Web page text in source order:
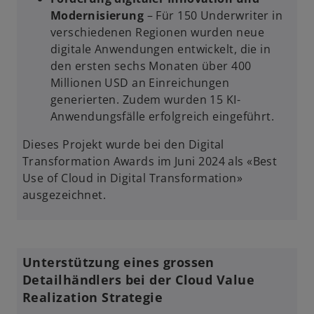
Modernisierung – Für 150 Underwriter in
verschiedenen Regionen wurden neue
digitale Anwendungen entwickelt, die in
den ersten sechs Monaten über 400
Millionen USD an Einreichungen
generierten. Zudem wurden 15 KI-
Anwendungsfälle erfolgreich eingeführt.
Dieses Projekt wurde bei den Digital
Transformation Awards im Juni 2024 als «Best
Use of Cloud in Digital Transformation»
ausgezeichnet.
Unterstützung eines grossen
Detailhändlers bei der Cloud Value
Realization Strategie